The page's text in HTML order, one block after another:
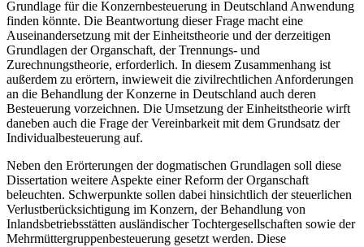
Grundlage für die Konzernbesteuerung in Deutschland Anwendung
finden könnte. Die Beantwortung dieser Frage macht eine
Auseinandersetzung mit der Einheitstheorie und der derzeitigen
Grundlagen der Organschaft, der Trennungs- und
Zurechnungstheorie, erforderlich. In diesem Zusammenhang ist
außerdem zu erörtern, inwieweit die zivilrechtlichen Anforderungen
an die Behandlung der Konzerne in Deutschland auch deren
Besteuerung vorzeichnen. Die Umsetzung der Einheitstheorie wirft
daneben auch die Frage der Vereinbarkeit mit dem Grundsatz der
Individualbesteuerung auf.
Neben den Erörterungen der dogmatischen Grundlagen soll diese
Dissertation weitere Aspekte einer Reform der Organschaft
beleuchten. Schwerpunkte sollen dabei hinsichtlich der steuerlichen
Verlustberücksichtigung im Konzern, der Behandlung von
Inlandsbetriebsstätten ausländischer Tochtergesellschaften sowie der
Mehrmüttergruppenbesteuerung gesetzt werden. Diese